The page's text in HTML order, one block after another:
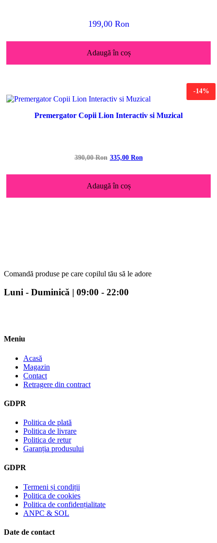
199,00 Ron
Adaugă în coș
-14%
Premergator Copii Lion Interactiv si Muzical
390,00Ron Prețul
a
fost:
390,00 lei.
335,00 RonPrețul
este:
Adaugă în coș
Comandă produse pe care copilul tău să le adore
Luni - Duminică | 09:00 - 22:00
Meniu
Acasă
Magazin
Contact
Retragere din contract
GDPR
Politica de plată
Politica de livrare
Politica de retur
Garanția produsului
GDPR
Termeni și condiții
Politica de cookies
Politica de confidențialitate
ANPC & SOL
Date de contact